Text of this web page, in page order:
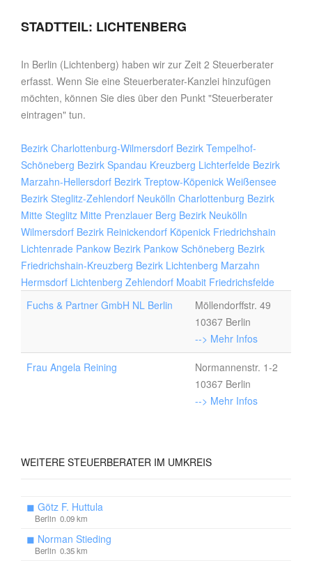
STADTTEIL: LICHTENBERG
In Berlin (Lichtenberg) haben wir zur Zeit 2 Steuerberater
erfasst. Wenn Sie eine Steuerberater-Kanzlei hinzufügen
möchten, können Sie dies über den Punkt "Steuerberater
eintragen" tun.
Bezirk Charlottenburg-Wilmersdorf Bezirk Tempelhof-
Schöneberg Bezirk Spandau Kreuzberg Lichterfelde Bezirk
Marzahn-Hellersdorf Bezirk Treptow-Köpenick Weißensee
Bezirk Steglitz-Zehlendorf Neukölln Charlottenburg Bezirk
Mitte Steglitz Mitte Prenzlauer Berg Bezirk Neukölln
Wilmersdorf Bezirk Reinickendorf Köpenick Friedrichshain
Lichtenrade Pankow Bezirk Pankow Schöneberg Bezirk
Friedrichshain-Kreuzberg Bezirk Lichtenberg Marzahn
Hermsdorf Lichtenberg Zehlendorf Moabit Friedrichsfelde
Fuchs & Partner GmbH NL Berlin
Möllendorffstr. 49
10367 Berlin
--> Mehr Infos
Frau Angela Reining
Normannenstr. 1-2
10367 Berlin
--> Mehr Infos
WEITERE STEUERBERATER IM UMKREIS
◼ Götz F. Huttula
Berlin 0.09 km
◼ Norman Stieding
Berlin 0.35 km